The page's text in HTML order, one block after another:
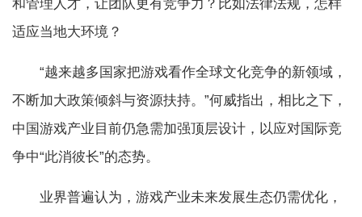
和管理人才，让团队更有竞争力？比如法律法规，怎样
适应当地大环境？
“越来越多国家把游戏看作全球文化竞争的新领域，
不断加大政策倾斜与资源扶持。”何威指出，相比之下，
中国游戏产业目前仍急需加强顶层设计，以应对国际竞
争中“此消彼长”的态势。
业界普遍认为，游戏产业未来发展生态仍需优化，